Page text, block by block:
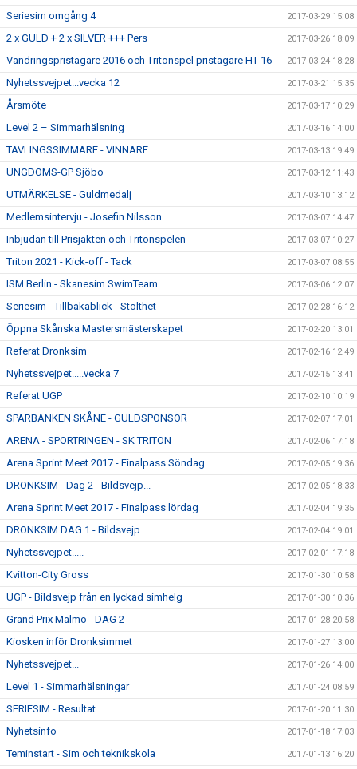
Seriesim omgång 4 2017-03-29 15:08
2 x GULD + 2 x SILVER +++ Pers 2017-03-26 18:09
Vandringspristagare 2016 och Tritonspel pristagare HT-16 2017-03-24 18:28
Nyhetssvejpet...vecka 12 2017-03-21 15:35
Årsmöte 2017-03-17 10:29
Level 2 – Simmarhälsning 2017-03-16 14:00
TÄVLINGSSIMMARE - VINNARE 2017-03-13 19:49
UNGDOMS-GP Sjöbo 2017-03-12 11:43
UTMÄRKELSE - Guldmedalj 2017-03-10 13:12
Medlemsintervju - Josefin Nilsson 2017-03-07 14:47
Inbjudan till Prisjakten och Tritonspelen 2017-03-07 10:27
Triton 2021 - Kick-off - Tack 2017-03-07 08:55
ISM Berlin - Skanesim SwimTeam 2017-03-06 12:07
Seriesim - Tillbakablick - Stolthet 2017-02-28 16:12
Öppna Skånska Mastersmästerskapet 2017-02-20 13:01
Referat Dronksim 2017-02-16 12:49
Nyhetssvejpet.....vecka 7 2017-02-15 13:41
Referat UGP 2017-02-10 10:19
SPARBANKEN SKÅNE - GULDSPONSOR 2017-02-07 17:01
ARENA - SPORTRINGEN - SK TRITON 2017-02-06 17:18
Arena Sprint Meet 2017 - Finalpass Söndag 2017-02-05 19:36
DRONKSIM - Dag 2 - Bildsvejp... 2017-02-05 18:33
Arena Sprint Meet 2017 - Finalpass lördag 2017-02-04 19:35
DRONKSIM DAG 1 - Bildsvejp.... 2017-02-04 19:01
Nyhetssvejpet..... 2017-02-01 17:18
Kvitton-City Gross 2017-01-30 10:58
UGP - Bildsvejp från en lyckad simhelg 2017-01-30 10:36
Grand Prix Malmö - DAG 2 2017-01-28 20:58
Kiosken inför Dronksimmet 2017-01-27 13:00
Nyhetssvejpet... 2017-01-26 14:00
Level 1 - Simmarhälsningar 2017-01-24 08:59
SERIESIM - Resultat 2017-01-20 11:30
Nyhetsinfo 2017-01-18 17:03
Teminstart - Sim och teknikskola 2017-01-13 16:20